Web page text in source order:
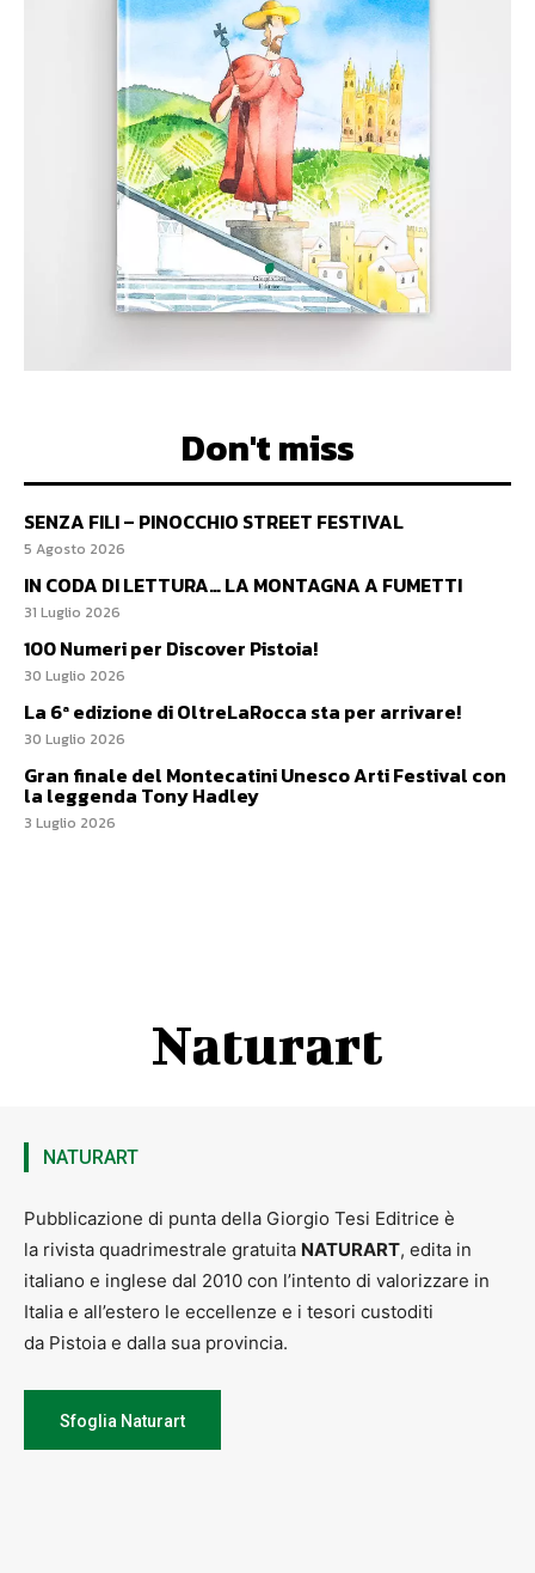
Don't miss
SENZA FILI – PINOCCHIO STREET FESTIVAL
5 Agosto 2026
IN CODA DI LETTURA… LA MONTAGNA A FUMETTI
31 Luglio 2026
100 Numeri per Discover Pistoia!
30 Luglio 2026
La 6ª edizione di OltreLaRocca sta per arrivare!
30 Luglio 2026
Gran finale del Montecatini Unesco Arti Festival con
la leggenda Tony Hadley
3 Luglio 2026
Naturart
NATURART
Pubblicazione di punta della Giorgio Tesi Editrice è
la rivista quadrimestrale gratuita NATURART, edita in
italiano e inglese dal 2010 con l’intento di valorizzare in
Italia e all’estero le eccellenze e i tesori custoditi
da Pistoia e dalla sua provincia.
Sfoglia Naturart